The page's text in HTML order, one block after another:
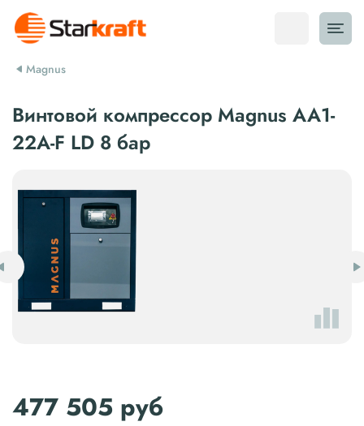
Magnus
Винтовой компрессор Magnus АА1-
22A-F LD 8 бар
477 505 руб